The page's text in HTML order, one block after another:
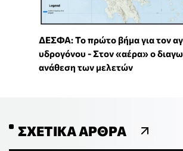
ΔΕΣΦΑ: Το πρώτο βήμα για τον
υδρογόνου - Στον «αέρα» ο
ανάθεση των μελετών
ΣΧΕΤΙΚΆ ΆΡΘΡΑ